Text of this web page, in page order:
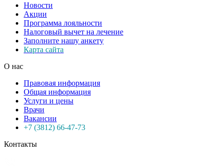
Новости
Акции
Программа лояльности
Налоговый вычет на лечение
Заполните нашу анкету
Карта сайта
О нас
Правовая информация
Общая информация
Услуги и цены
Врачи
Вакансии
+7 (3812) 66-47-73
Контакты